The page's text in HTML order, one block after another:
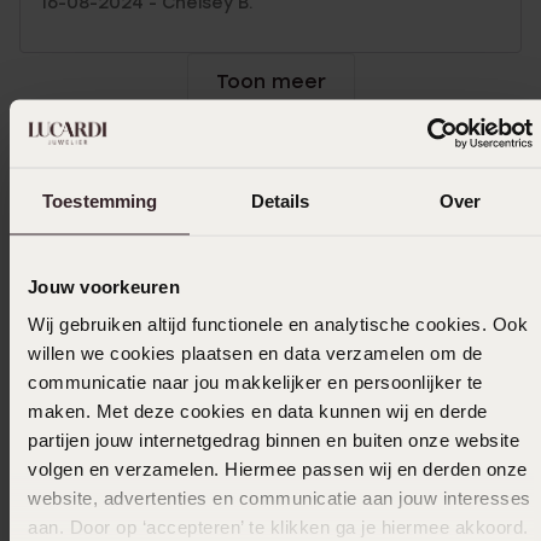
Toestemming Details Over
Jouw voorkeuren
Wij gebruiken altijd functionele en analytische cookies. Ook
willen we cookies plaatsen en data verzamelen om de
communicatie naar jou makkelijker en persoonlijker te
maken. Met deze cookies en data kunnen wij en derde
partijen jouw internetgedrag binnen en buiten onze website
volgen en verzamelen. Hiermee passen wij en derden onze
website, advertenties en communicatie aan jouw interesses
aan. Door op ‘accepteren’ te klikken ga je hiermee akkoord.
Toon meer
Uitverkocht
Ook leuk voor jou